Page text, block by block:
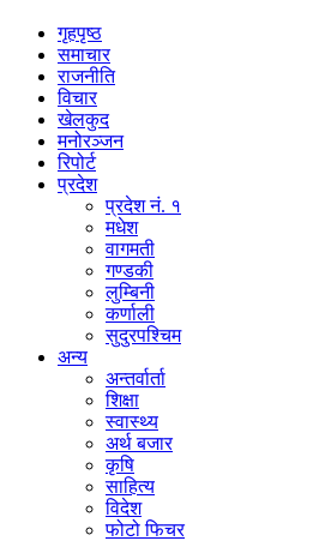
गृहपृष्ठ
समाचार
राजनीति
विचार
खेलकुद
मनोरञ्जन
रिपोर्ट
प्रदेश
प्रदेश नं. १
मधेश
वागमती
गण्डकी
लुम्बिनी
कर्णाली
सुदुरपश्चिम
अन्य
अन्तर्वार्ता
शिक्षा
स्वास्थ्य
अर्थ बजार
कृषि
साहित्य
विदेश
फोटो फिचर